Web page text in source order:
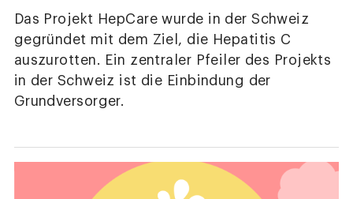
Das Projekt HepCare wurde in der Schweiz
gegründet mit dem Ziel, die Hepatitis C
auszurotten. Ein zentraler Pfeiler des Projekts
in der Schweiz ist die Einbindung der
Grundversorger.